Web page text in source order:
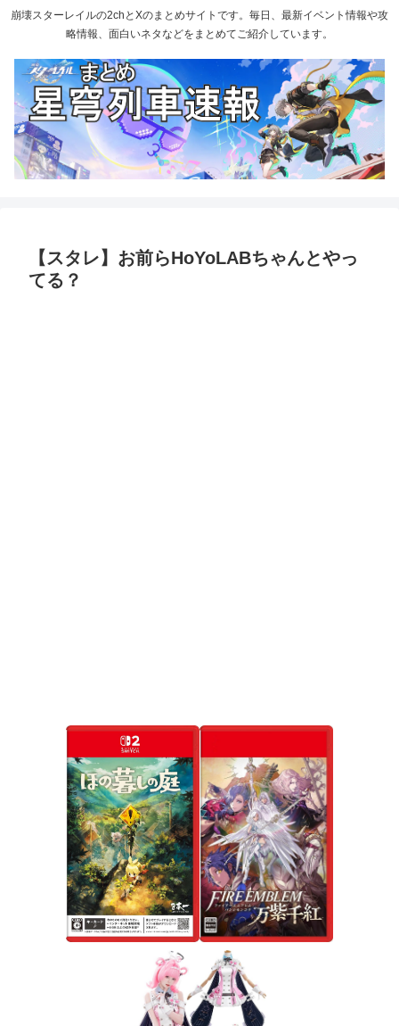
崩壊スターレイルの2chとXのまとめサイトです。毎日、最新イベント情報や攻
略情報、面白いネタなどをまとめてご紹介しています。
【スタレ】お前らHoYoLABちゃんとやっ
てる？